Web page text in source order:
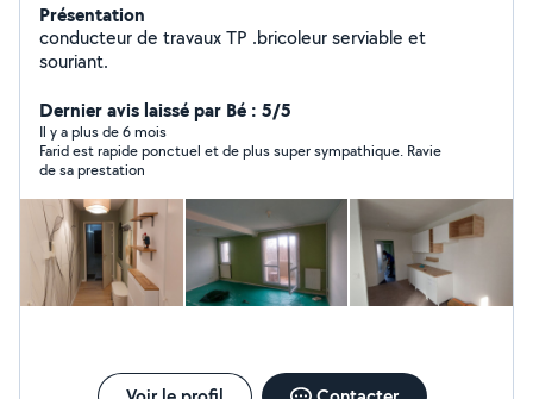
Présentation
conducteur de travaux TP .bricoleur serviable et
souriant.
Dernier avis laissé par Bé : 5/5
Il y a plus de 6 mois
Farid est rapide ponctuel et de plus super sympathique. Ravie
de sa prestation